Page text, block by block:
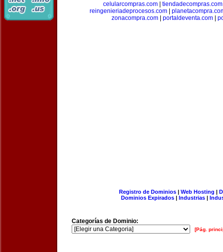
celularcompras.com| tiendadecompras.com
reingenieriadeprocesos.com|
zonacompra.com| portaldeventa.com|
Registro de Dominios| Web Hosting |
Dominios Expirados | Industrias |
Categorías de Dominio:
[Pág.